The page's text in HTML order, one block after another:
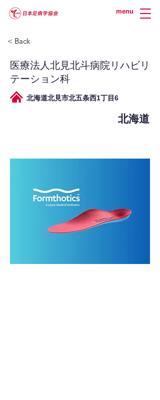
menu
< Back
医療法人北見北斗病院リハビリ
テーション科
北海道北見市北五条西1丁目6
北海道